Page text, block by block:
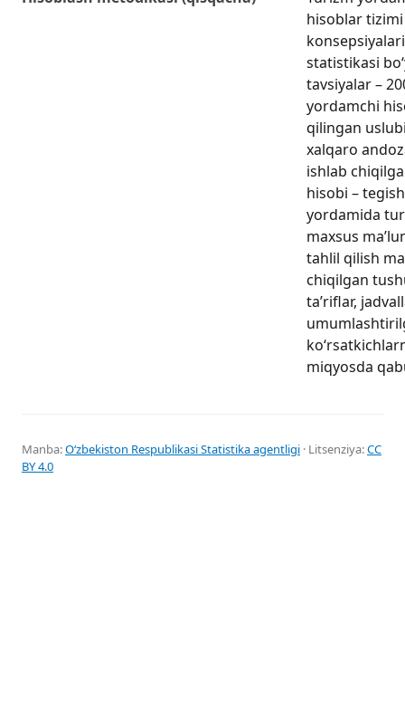
hisoblar tizimi
statistikasi
tavsiyalar –
yordamchi
qilingan
xalqaro
ishlab
hisobi –
yordamida
maxsus
tahlil qilish
chiqilgan
ta’riflar,
miqyosda
Manba:Oʻzbekiston Respublikasi Statistika agentligi · Litsenziya:CC
BY 4.0